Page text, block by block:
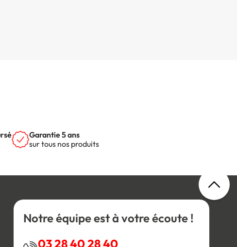
Garantie 5 ans
sur tous nos produits
Notre équipe est à votre écoute !
03 28 40 28 40